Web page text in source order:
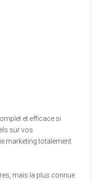
et efficace si
sur vos
marketing totalement
mais la plus connue